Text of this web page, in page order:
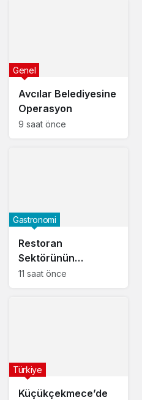
Avcılar Belediyesine
Operasyon
Genel
9 saat önce
Restoran
Sektörünün
Geleceği: Konteyner
Gastronomi
11 saat önce
Küçükçekmece’de
Türkiye